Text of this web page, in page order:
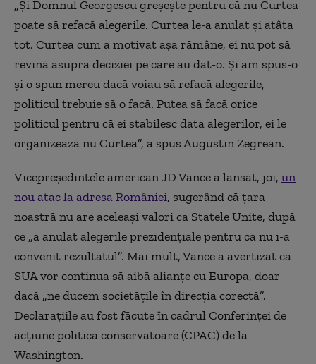
„Și Domnul Georgescu greșește pentru că nu Curtea
poate să refacă alegerile. Curtea le-a anulat și atâta
tot. Curtea cum a motivat așa rămâne, ei nu pot să
revină asupra deciziei pe care au dat-o. Și am spus-o
și o spun mereu dacă voiau să refacă alegerile,
politicul trebuie să o facă. Putea să facă orice
politicul pentru că ei stabilesc data alegerilor, ei le
organizează nu Curtea”, a spus Augustin Zegrean.
Vicepreședintele american JD Vance a lansat, joi, un
nou atac la adresa României, sugerând că țara
noastră nu are aceleași valori ca Statele Unite, după
ce „a anulat alegerile prezidențiale pentru că nu i-a
convenit rezultatul”. Mai mult, Vance a avertizat că
SUA vor continua să aibă alianțe cu Europa, doar
dacă „ne ducem societățile în direcția corectă”.
Declarațiile au fost făcute în cadrul Conferinței de
acțiune politică conservatoare (CPAC) de la
Washington.